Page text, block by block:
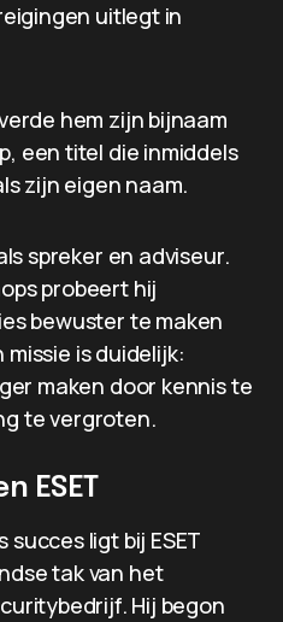
uitlegt in
hem zijn bijnaam
een titel die inmiddels
zijn eigen naam.
spreker en adviseur.
probeert hij
bewuster te maken
missie is duidelijk:
maken door kennis te
te vergroten.
ESET
succes ligt bij ESET
tak van het
Hij begon